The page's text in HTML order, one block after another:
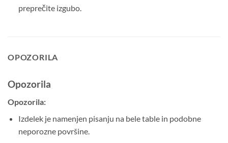
preprečite izgubo.
OPOZORILA
Opozorila
Opozorila:
Izdelek je namenjen pisanju na bele table in podobne
neporozne površine.